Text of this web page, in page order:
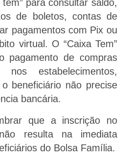
para consultar saldo,
de boletos, contas de
pagamentos com Pix ou
virtual. O “Caixa Tem”
pagamento de compras
nos estabelecimentos,
beneficiário não precise
bancária.
que a inscrição no
resulta na imediata
do Bolsa Família.